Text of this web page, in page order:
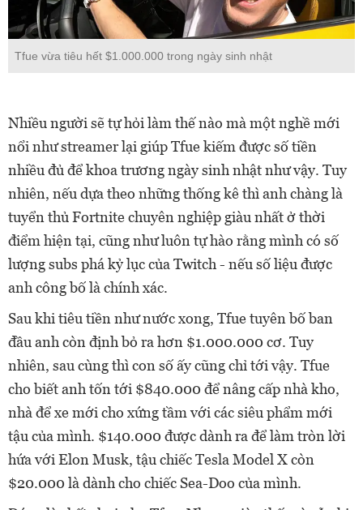
Tfue vừa tiêu hết $1.000.000 trong ngày sinh nhật
Nhiều người sẽ tự hỏi làm thế nào mà một nghề mới
nổi như streamer lại giúp Tfue kiếm được số tiền
nhiều đủ để khoa trương ngày sinh nhật như vậy. Tuy
nhiên, nếu dựa theo những thống kê thì anh chàng là
tuyển thủ Fortnite chuyên nghiệp giàu nhất ở thời
điểm hiện tại, cũng như luôn tự hào rằng mình có số
lượng subs phá kỷ lục của Twitch - nếu số liệu được
anh công bố là chính xác.
Sau khi tiêu tiền như nước xong, Tfue tuyên bố ban
đầu anh còn định bỏ ra hơn $1.000.000 cơ. Tuy
nhiên, sau cùng thì con số ấy cũng chỉ tới vậy. Tfue
cho biết anh tốn tới $840.000 để nâng cấp nhà kho,
nhà để xe mới cho xứng tầm với các siêu phẩm mới
tậu của mình. $140.000 được dành ra để làm tròn lời
hứa với Elon Musk, tậu chiếc Tesla Model X còn
$20.000 là dành cho chiếc Sea-Doo của mình.